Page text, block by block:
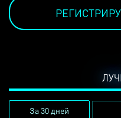
За 30 дней